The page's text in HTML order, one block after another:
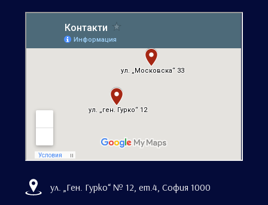
ул. „Ген. Гурко“ № 12, ет.4, София 1000